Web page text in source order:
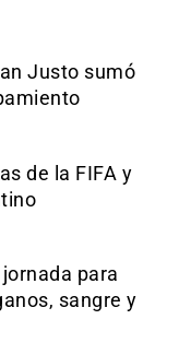
Justo sumó
de la FIFA y
para
sangre y